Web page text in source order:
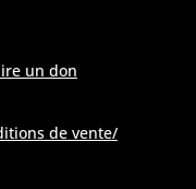
un don
de vente/